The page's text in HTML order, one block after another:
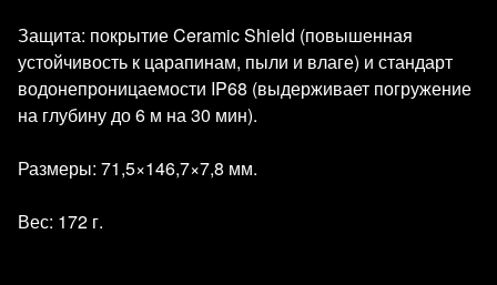
Защита: покрытие Ceramic Shield (повышенная
устойчивость к царапинам, пыли и влаге) и стандарт
водонепроницаемости IP68 (выдерживает погружение
на глубину до 6 м на 30 мин).
Размеры: 71,5×146,7×7,8 мм.
Вес: 172 г.